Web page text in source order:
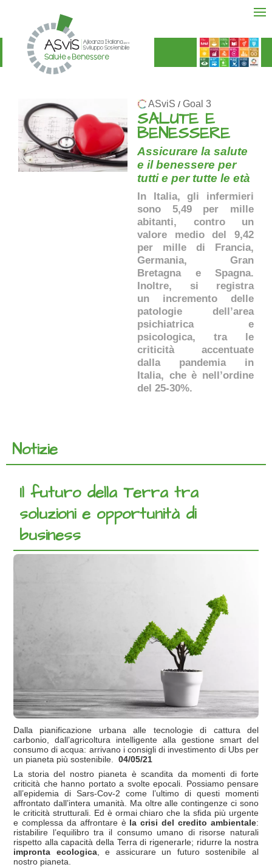
ASviS / Goal 3
SALUTE E
BENESSERE
Assicurare la salute
e il benessere per
tutti e per tutte le età
In Italia, gli infermieri
sono 5,49 per mille
abitanti, contro un
valore medio del 9,42
per mille di Francia,
Germania, Gran
Bretagna e Spagna.
Inoltre, si registra
un incremento delle
patologie dell’area
psichiatrica e
psicologica, tra le
criticità accentuate
dalla pandemia in
Italia, che è nell’ordine
del 25-30%.
Notizie
Il futuro della Terra tra
soluzioni e opportunità di
business
Dalla pianificazione urbana alle tecnologie di cattura del
carbonio, dall’agricoltura intelligente alla gestione smart del
consumo di acqua: arrivano i consigli di investimento di Ubs per
un pianeta più sostenibile. 04/05/21
La storia del nostro pianeta è scandita da momenti di forte
criticità che hanno portato a svolte epocali. Possiamo pensare
all’epidemia di Sars-Cov-2 come l’ultimo di questi momenti
affrontato dall’intera umanità. Ma oltre alle contingenze ci sono
le criticità strutturali. Ed è ormai chiaro che la sfida più urgente
e complessa da affrontare è la crisi del credito ambientale:
ristabilire l’equilibro tra il consumo umano di risorse naturali
rispetto alla capacità della Terra di rigenerarle; ridurre la nostra
impronta ecologica, e assicurare un futuro sostenibile al
nostro pianeta.